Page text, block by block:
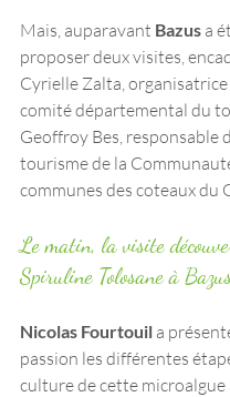
Mais, auparavant Bazus a
proposer deux visites,
Cyrielle Zalta,
comité départemental du
Geoffroy Bes, responsable
tourisme de la
communes des coteaux du
Le matin, la visite
Spiruline Tolosane à
Nicolas Fourtouil a
passion les différentes
culture de cette microalgue